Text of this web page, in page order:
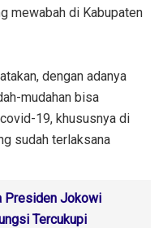
mewabah di Kabupaten
dengan adanya
mudahan bisa
19, khususnya di
sudah terlaksana
Presiden Jokowi
Tercukupi